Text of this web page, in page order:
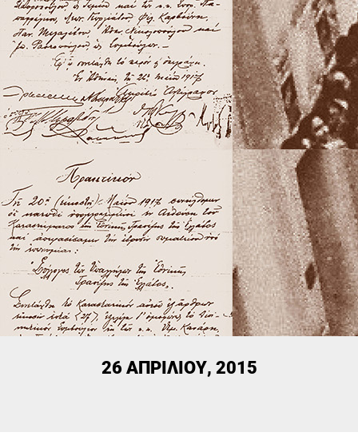
26 ΑΠΡΙΛΊΟΥ, 2015